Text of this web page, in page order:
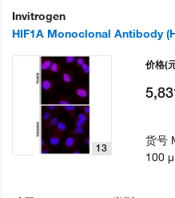
Invitrogen
HIF1A Monoclonal Antibody
13
价格(
货号
100